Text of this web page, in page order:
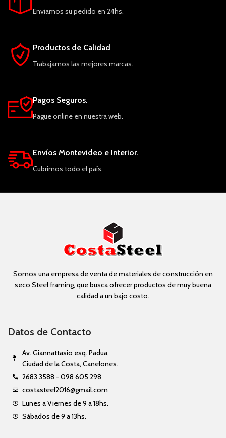
Enviamos su pedido en 24hs.
Productos de Calidad
Trabajamos las mejores marcas.
Pagos Seguros.
Pague online en nuestra web.
Envíos Montevideo e Interior.
Cubrimos todo el país.
Somos una empresa de venta de materiales de construcción en
seco Steel framing, que busca ofrecer productos de muy buena
calidad a un bajo costo.
Datos de Contacto
Av. Giannattasio esq. Padua,
Ciudad de la Costa, Canelones.
2683 3588 - 098 605 298
costasteel2016@gmail.com
Lunes a Viernes de 9 a 18hs.
Sábados de 9 a 13hs.